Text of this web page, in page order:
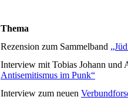
Thema
Rezension zum Sammelband
Interview mit Tobias Johann und
Antisemitismus im Punk“
Interview zum neuen